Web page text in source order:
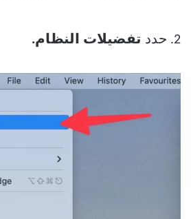
2. حدد تفضيلات النظام.